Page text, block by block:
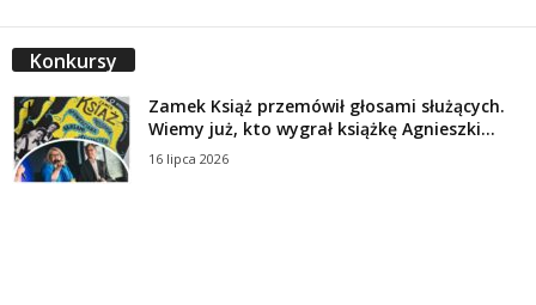
Konkursy
Zamek Książ przemówił głosami służących.
Wiemy już, kto wygrał książkę Agnieszki...
16 lipca 2026